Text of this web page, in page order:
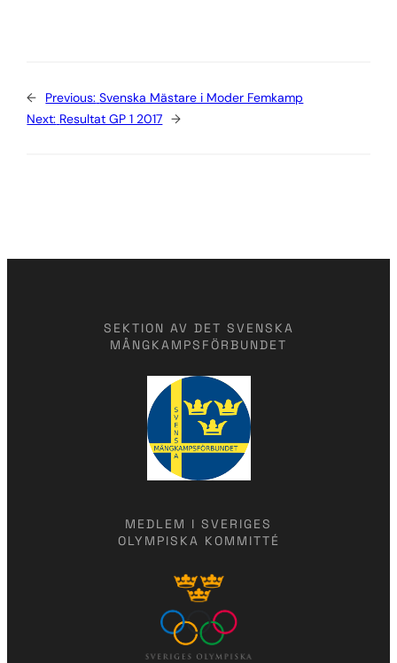
← Previous: Svenska Mästare i Moder Femkamp
Next: Resultat GP 1 2017 →
SEKTION AV DET SVENSKA
MÅNGKAMPSFÖRBUNDET
MEDLEM I SVERIGES
OLYMPISKA KOMMITTÉ